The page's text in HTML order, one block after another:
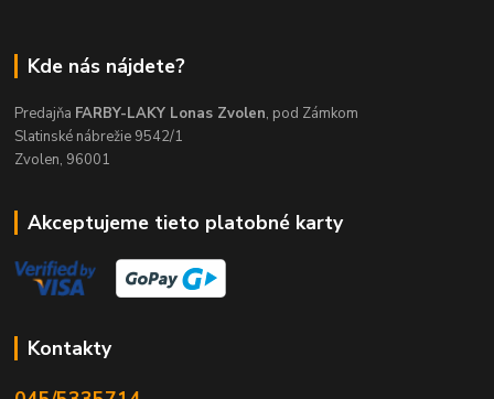
Kde nás nájdete?
Predajňa FARBY-LAKY Lonas Zvolen, pod Zámkom
Slatinské nábrežie 9542/1
Zvolen, 96001
Akceptujeme tieto platobné karty
Kontakty